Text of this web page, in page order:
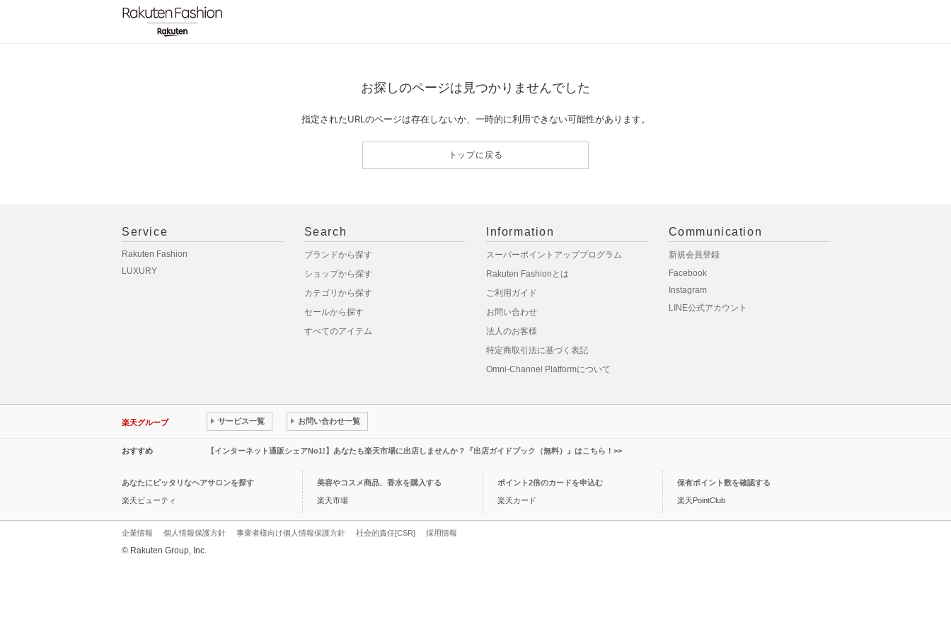
お探しのページは見つかりませんでした
指定されたURLのページは存在しないか、一時的に利用できない可能性があります。
トップに戻る
Service
Rakuten Fashion
LUXURY
Search
ブランドから探す
ショップから探す
カテゴリから探す
セールから探す
すべてのアイテム
Information
スーパーポイントアッププログラム
Rakuten Fashionとは
ご利用ガイド
お問い合わせ
法人のお客様
特定商取引法に基づく表記
Omni-Channel Platformについて
Communication
新規会員登録
Facebook
Instagram
LINE公式アカウント
楽天グループ サービス一覧 お問い合わせ一覧
おすすめ 【インターネット通販シェアNo1!】あなたも楽天市場に出店しませんか？『出店ガイドブック（無料）』はこちら！>>
あなたにピッタリなヘアサロンを探す
楽天ビューティ
美容やコスメ商品、香水を購入する
楽天市場
ポイント2倍のカードを申込む
楽天カード
保有ポイント数を確認する
楽天PointClub
企業情報 個人情報保護方針 事業者様向け個人情報保護方針 社会的責任[CSR] 採用情報
© Rakuten Group, Inc.